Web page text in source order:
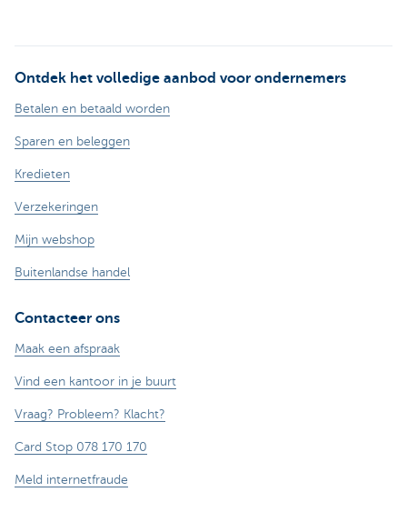
Ontdek het volledige aanbod voor ondernemers
Betalen en betaald worden
Sparen en beleggen
Kredieten
Verzekeringen
Mijn webshop
Buitenlandse handel
Contacteer ons
Maak een afspraak
Vind een kantoor in je buurt
Vraag? Probleem? Klacht?
Card Stop 078 170 170
Meld internetfraude